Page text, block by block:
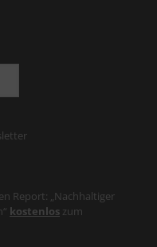
Report: „Nachhaltiger
kostenlos zum